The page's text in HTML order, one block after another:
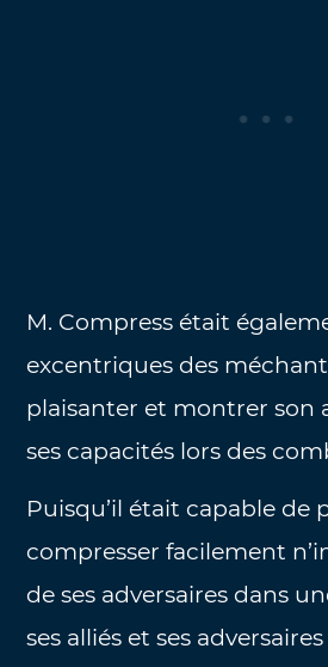
M. Compress était
excentriques des
plaisanter et montrer son
ses capacités lors des
Puisqu’il était capable de
compresser facilement
de ses adversaires dans
ses alliés et ses